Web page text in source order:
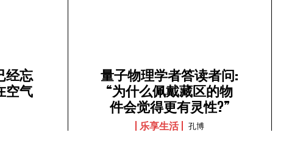
经忘
空气
量子物理学者答读者问:
“为什么佩戴藏区的物
件会觉得更有灵性?”
乐享生活 孔博